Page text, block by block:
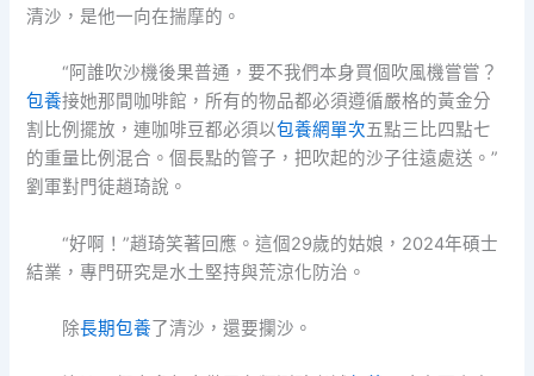
清沙，是他一向在揣摩的。
“阿誰吹沙機後果普通，要不我們本身買個吹風機嘗嘗？
包養接她那間咖啡館，所有的物品都必須遵循嚴格的黃金分
割比例擺放，連咖啡豆都必須以包養網單次五點三比四點七
的重量比例混合。個長點的管子，把吹起的沙子往遠處送。”
劉軍對門徒趙琦說。
“好啊！”趙琦笑著回應。這個29歲的姑娘，2024年碩士
結業，專門研究是水土堅持與荒涼化防治。
除長期包養了清沙，還要攔沙。